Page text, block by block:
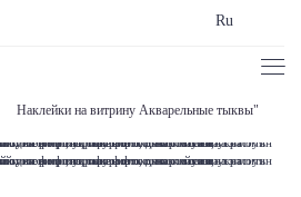
Ru
Наклейки на витрину Акварельные тыквы"